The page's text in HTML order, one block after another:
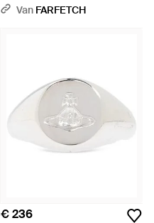
Slangendesign - Wit
Van FARFETCH
€ 236